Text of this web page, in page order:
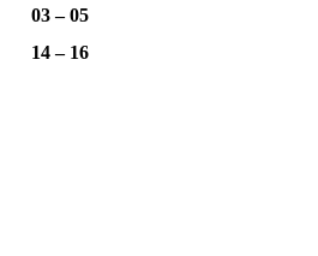
03 – 05
14 – 16